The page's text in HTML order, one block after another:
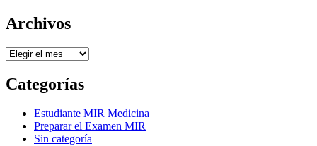
Archivos
Archivos
Categorías
Estudiante MIR Medicina
Preparar el Examen MIR
Sin categoría